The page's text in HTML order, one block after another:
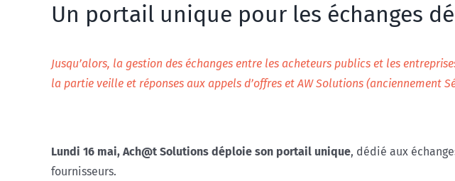
Un portail unique pour les échanges
Jusqu’alors, la gestion des échanges entre les acheteurs publics et les
la partie veille et réponses aux appels d’offres et AW Solutions (anciennement
Lundi 16 mai, Ach@t Solutions déploie son portail unique, dédié aux
fournisseurs.